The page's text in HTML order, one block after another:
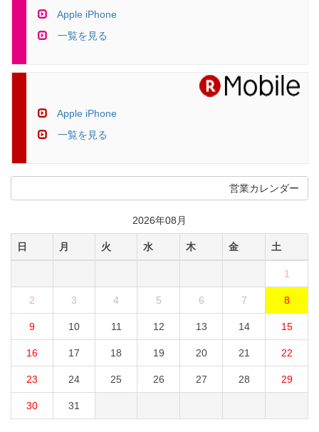
Apple iPhone
一覧を見る
Apple iPhone
一覧を見る
営業カレンダー
2026年08月
日 月 火 水 木 金 土
1
2 3 4 5 6 7 8
9 10 11 12 13 14 15
16 17 18 19 20 21 22
23 24 25 26 27 28 29
30 31